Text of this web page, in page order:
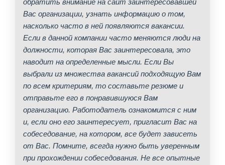
Вас организации, узнать информацию о том,
насколько часто в ней появляются вакансии.
Если в данной компании часто меняются люди на
должности, которая Вас заинтересовала, это
наводит на определенные мысли. Если Вы
выбрали из множества вакансий подходящую Вам
по всем критериям, то составьте резюме и
отправьте его в понравившуюся Вам
организацию. Работодатель ознакомится с ним
и, если оно его заинтересует, пригласит Вас на
собеседование, на котором, все будет зависеть
от Вас. Помните, всегда нужно быть уверенным
при прохождении собеседования. Не все опытные